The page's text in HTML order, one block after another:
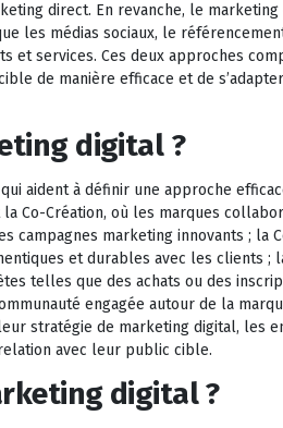
direct. En revanche, le marketing
les médias sociaux, le
services. Ces deux approches
de manière efficace et de
digital ?
aident à définir une approche
Co-Création, où les marques
marketing innovants ; la
et durables avec les clients ;
telles que des achats ou des
engagée autour de la
stratégie de marketing digital, les
avec leur public cible.
digital ?